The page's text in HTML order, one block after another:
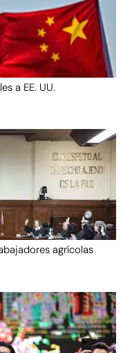
a EE. UU.
agrícolas